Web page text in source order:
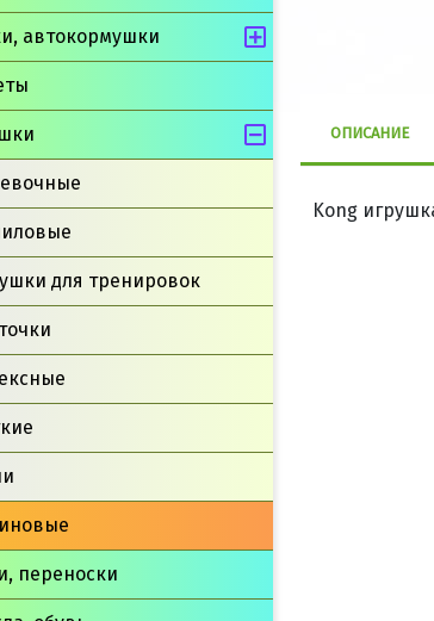
автокормушки
для тренировок
переноски
ОПИСАНИЕ
Kong